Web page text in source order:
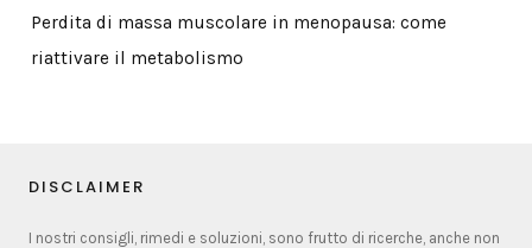
Perdita di massa muscolare in menopausa: come
riattivare il metabolismo
DISCLAIMER
I nostri consigli, rimedi e soluzioni, sono frutto di ricerche, anche non